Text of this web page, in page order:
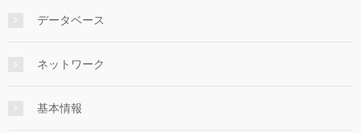
データベース
ネットワーク
基本情報